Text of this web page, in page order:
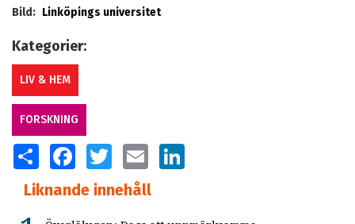
Bild: Linköpings universitet
Kategorier:
LIV & HEM
FORSKNING
SHARE FACEBOOKTWITTER EMAIL
Liknande innehåll